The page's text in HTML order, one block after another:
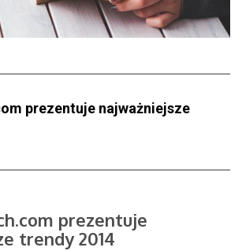
prezentuje najważniejsze
prezentuje
trendy 2014